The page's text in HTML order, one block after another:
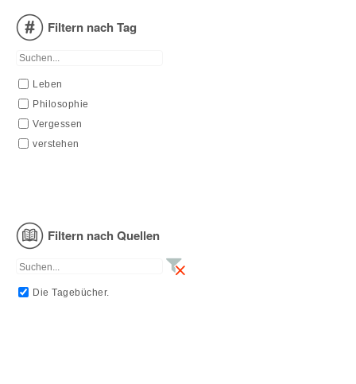
Filtern nach Tag
Leben
Philosophie
Vergessen
verstehen
Filtern nach Quellen
Die Tagebücher.